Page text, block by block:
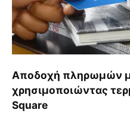
Αποδοχή πληρωμών
χρησιμοποιώντας
Square
Square